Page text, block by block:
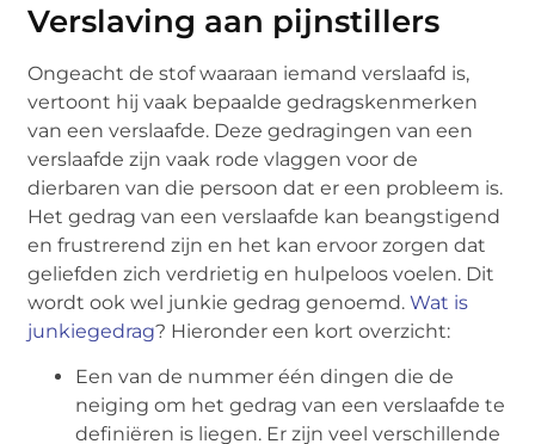
Verslaving aan pijnstillers
Ongeacht de stof waaraan iemand verslaafd is,
vertoont hij vaak bepaalde gedragskenmerken
van een verslaafde. Deze gedragingen van een
verslaafde zijn vaak rode vlaggen voor de
dierbaren van die persoon dat er een probleem is.
Het gedrag van een verslaafde kan beangstigend
en frustrerend zijn en het kan ervoor zorgen dat
geliefden zich verdrietig en hulpeloos voelen. Dit
wordt ook wel junkie gedrag genoemd.Wat is
junkiegedrag? Hieronder een kort overzicht:
Een van de nummer één dingen die de
neiging om het gedrag van een verslaafde te
definiëren is liegen. Er zijn veel verschillende